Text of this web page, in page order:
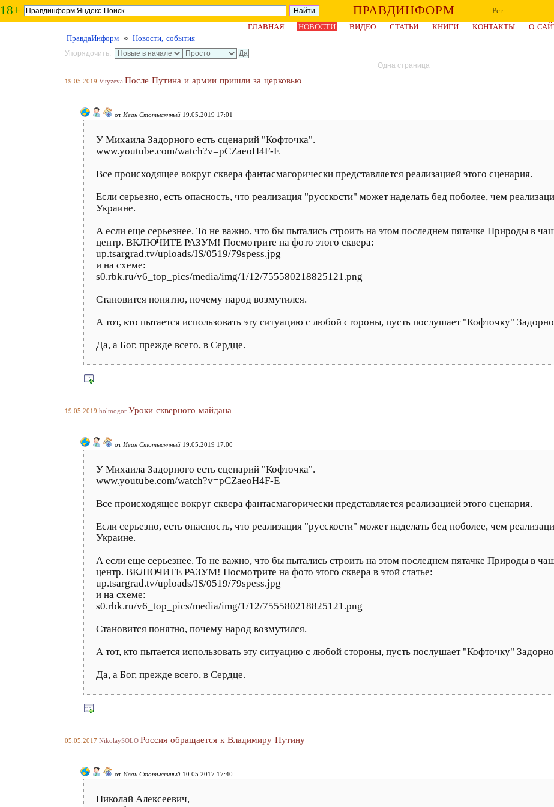
18+ ПРАВДИНФОРМ
Рег
ГЛАВНАЯ
НОВОСТИ ВИДЕО СТАТЬИ КНИГИ КОНТАКТЫ
О
ПравдаИнформ ≈ Новости, события
Упорядочить:
Одна страница
19.05.2019 Vityzeva После Путина и армии пришли за церковью
от Иван Стотысячный 19.05.2019 17:01
У Михаила Задорного есть сценарий "Кофточка".
www.youtube.com/watch?v=pCZaeoH4F-E
Все происходящее вокруг сквера фантасмагорически представляется реализацией этого сценария.
Если серьезно, есть опасность, что реализация "русскости" может наделать бед поболее, чем
Украине.
А если еще серьезнее. То не важно, что бы пытались строить на этом последнем пятачке Природы в
центр. ВКЛЮЧИТЕ РАЗУМ! Посмотрите на фото этого сквера:
up.tsargrad.tv/uploads/IS/0519/79spess.jpg
и на схеме:
s0.rbk.ru/v6_top_pics/media/img/1/12/755580218825121.png
Становится понятно, почему народ возмутился.
А тот, кто пытается использовать эту ситуацию с любой стороны, пусть послушает "Кофточку"
Да, а Бог, прежде всего, в Сердце.
19.05.2019 holmogor Уроки скверного майдана
от Иван Стотысячный 19.05.2019 17:00
У Михаила Задорного есть сценарий "Кофточка".
www.youtube.com/watch?v=pCZaeoH4F-E
Все происходящее вокруг сквера фантасмагорически представляется реализацией этого сценария.
Если серьезно, есть опасность, что реализация "русскости" может наделать бед поболее, чем
Украине.
А если еще серьезнее. То не важно, что бы пытались строить на этом последнем пятачке Природы в
центр. ВКЛЮЧИТЕ РАЗУМ! Посмотрите на фото этого сквера в этой статье:
up.tsargrad.tv/uploads/IS/0519/79spess.jpg
и на схеме:
s0.rbk.ru/v6_top_pics/media/img/1/12/755580218825121.png
Становится понятно, почему народ возмутился.
А тот, кто пытается использовать эту ситуацию с любой стороны, пусть послушает "Кофточку"
Да, а Бог, прежде всего, в Сердце.
05.05.2017 NikolaySOLO Россия обращается к Владимиру Путину
от Иван Стотысячный 10.05.2017 17:40
Николай Алексеевич,